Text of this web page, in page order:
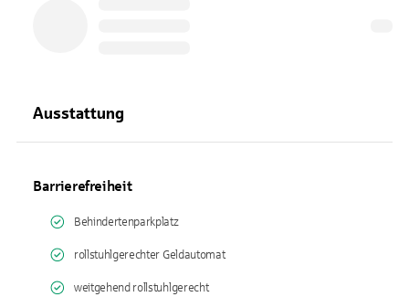
Ausstattung
Barrierefreiheit
Behindertenparkplatz
rollstuhlgerechter Geldautomat
weitgehend rollstuhlgerecht